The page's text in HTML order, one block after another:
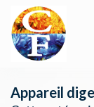
Se rendre au
Appareil